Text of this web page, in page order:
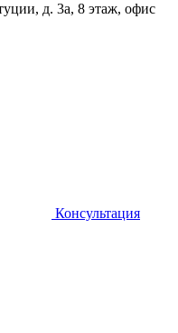
д. 3а, 8 этаж, офис
Консультация